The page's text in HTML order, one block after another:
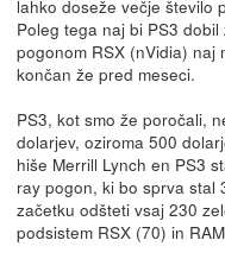
lahko doseže večje število
Poleg tega naj bi PS3
pogonom RSX (nVidia) naj
končan že pred meseci.
PS3, kot smo že poročali,
dolarjev, oziroma 500
hiše Merrill Lynch en PS3
ray pogon, ki bo sprva stal
začetku odšteti vsaj 230
podsistem RSX (70) in